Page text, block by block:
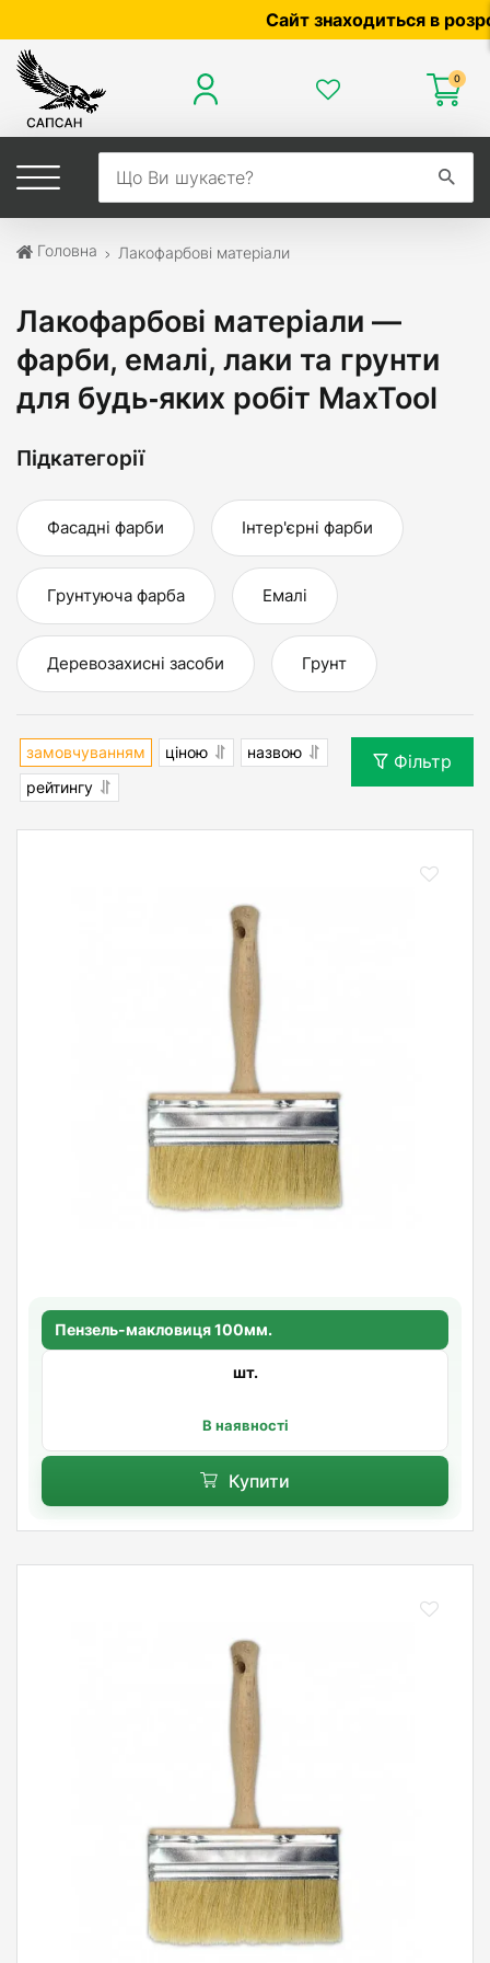
Сайт знаходиться в
0
Головна Лакофарбові матеріали
Лакофарбові матеріали —
фарби, емалі, лаки та грунти
для будь‑яких робіт MaxTool
Підкатегорії
Фасадні фарби Інтер'єрні фарби
Грунтуюча фарба Емалі
Деревозахисні засоби Грунт
замовчуванням ціною
назвою
рейтингу
Фільтр
Пензель-макловиця 100мм.
шт.
В наявності
Купити